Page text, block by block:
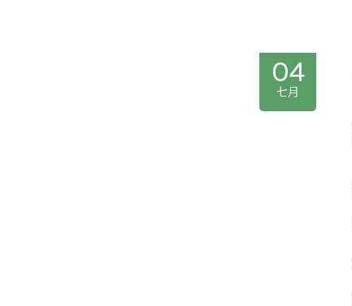
04
七月